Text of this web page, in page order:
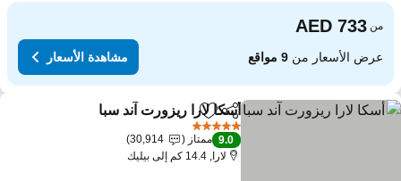
من
عرض الأسعار من9 مواقع مشاهدة الأسعار
مشاركةAdd to favorites
أسكا لارا ريزورت آند سبا
9.0 ممتاز
30,914
لارا, 14.4 كم إلى بيليك